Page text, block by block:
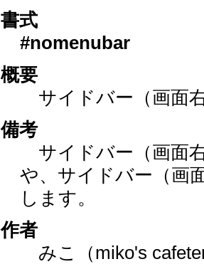
書式
#nomenubar
概要
サイドバー（画面
備考
サイドバー（画面
や、サイドバー（画
します。
作者
みこ（miko's